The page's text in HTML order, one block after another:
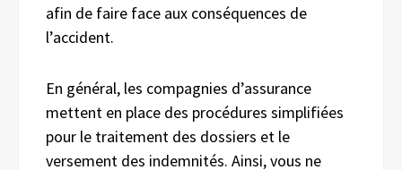
afin de faire face aux conséquences de
l’accident.
En général, les compagnies d’assurance
mettent en place des procédures simplifiées
pour le traitement des dossiers et le
versement des indemnités. Ainsi, vous ne